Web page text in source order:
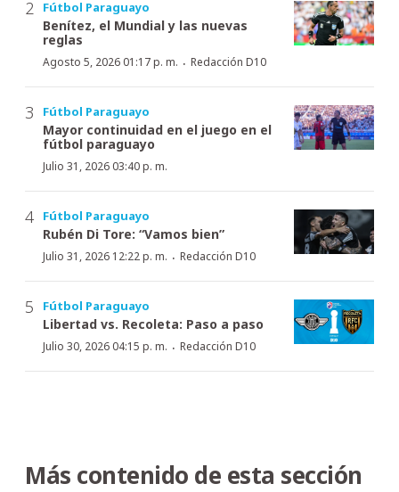
Fútbol Paraguayo
Benítez, el Mundial y las nuevas
reglas
Agosto 5, 2026 01:17 p. m. · Redacción D10
Fútbol Paraguayo
Mayor continuidad en el juego en el
fútbol paraguayo
Julio 31, 2026 03:40 p. m.
Fútbol Paraguayo
Rubén Di Tore: “Vamos bien”
Julio 31, 2026 12:22 p. m. · Redacción D10
Fútbol Paraguayo
Libertad vs. Recoleta: Paso a paso
Julio 30, 2026 04:15 p. m. · Redacción D10
Más contenido de esta sección